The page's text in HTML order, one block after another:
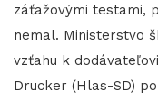
záťažovými testami,
nemal. Ministerstvo
vzťahu k
Drucker (Hlas-SD)